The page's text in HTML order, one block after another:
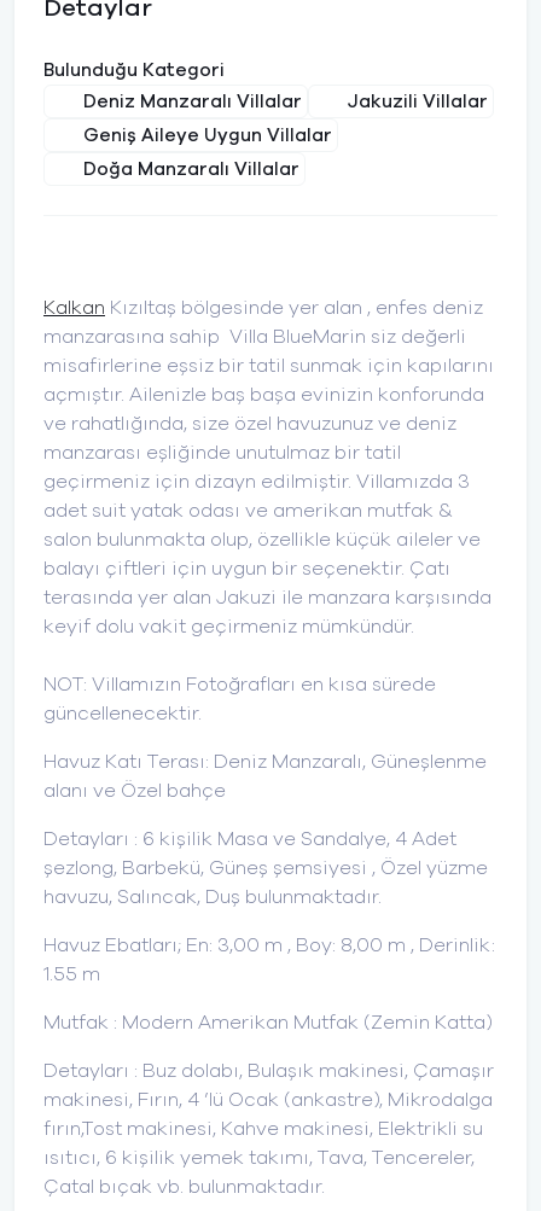
Detaylar
Bulunduğu Kategori
Deniz Manzaralı Villalar
Jakuzili Villalar
Geniş Aileye Uygun Villalar
Doğa Manzaralı Villalar
Kalkan Kızıltaş bölgesinde yer alan , enfes deniz
manzarasına sahip Villa BlueMarin siz değerli
misafirlerine eşsiz bir tatil sunmak için kapılarını
açmıştır. Ailenizle baş başa evinizin konforunda
ve rahatlığında, size özel havuzunuz ve deniz
manzarası eşliğinde unutulmaz bir tatil
geçirmeniz için dizayn edilmiştir. Villamızda 3
adet suit yatak odası ve amerikan mutfak &
salon bulunmakta olup, özellikle küçük aileler ve
balayı çiftleri için uygun bir seçenektir. Çatı
terasında yer alan Jakuzi ile manzara karşısında
keyif dolu vakit geçirmeniz mümkündür.
NOT: Villamızın Fotoğrafları en kısa sürede
güncellenecektir.
Havuz Katı Terası: Deniz Manzaralı, Güneşlenme
alanı ve Özel bahçe
Detayları : 6 kişilik Masa ve Sandalye, 4 Adet
şezlong, Barbekü, Güneş şemsiyesi , Özel yüzme
havuzu, Salıncak, Duş bulunmaktadır.
Havuz Ebatları; En: 3,00 m , Boy: 8,00 m , Derinlik:
1.55 m
Mutfak : Modern Amerikan Mutfak (Zemin Katta)
Detayları : Buz dolabı, Bulaşık makinesi, Çamaşır
makinesi, Fırın, 4 ’lü Ocak (ankastre), Mikrodalga
fırın,Tost makinesi, Kahve makinesi, Elektrikli su
ısıtıcı, 6 kişilik yemek takımı, Tava, Tencereler,
Çatal bıçak vb. bulunmaktadır.